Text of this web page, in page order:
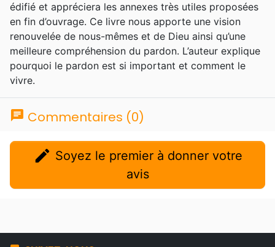
édifié et appréciera les annexes très utiles proposées
en fin d’ouvrage. Ce livre nous apporte une vision
renouvelée de nous-mêmes et de Dieu ainsi qu’une
meilleure compréhension du pardon. L’auteur explique
pourquoi le pardon est si important et comment le
vivre.
chat Commentaires (0)
edit
avis